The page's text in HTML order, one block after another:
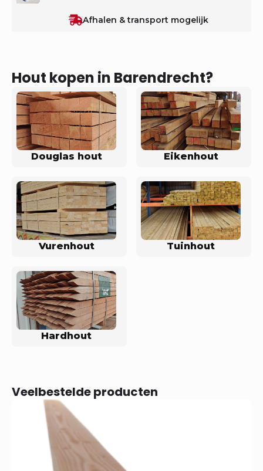
Afhalen & transport mogelijk
Hout kopen in Barendrecht?
Douglas hout Eikenhout
Vurenhout Tuinhout
Hardhout
Veelbestelde producten